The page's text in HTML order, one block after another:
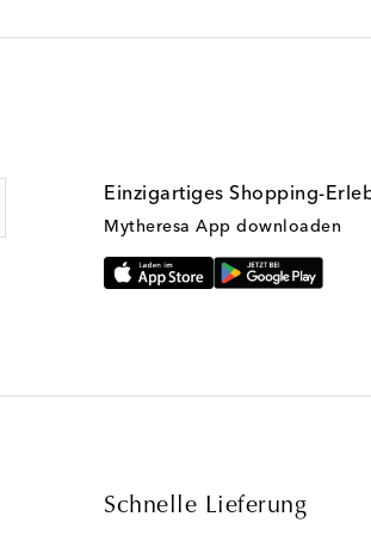
Einzigartiges Shopping-
Mytheresa App downloaden
Schnelle Lieferung